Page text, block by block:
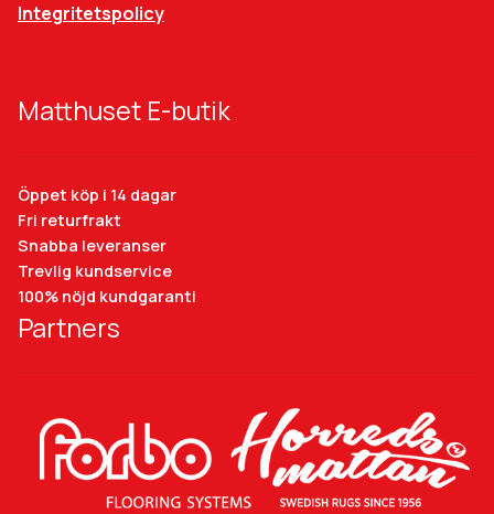
Integritetspolicy
Matthuset E-butik
Öppet köp i 14 dagar
Fri returfrakt
Snabba leveranser
Trevlig kundservice
100% nöjd kundgaranti
Partners